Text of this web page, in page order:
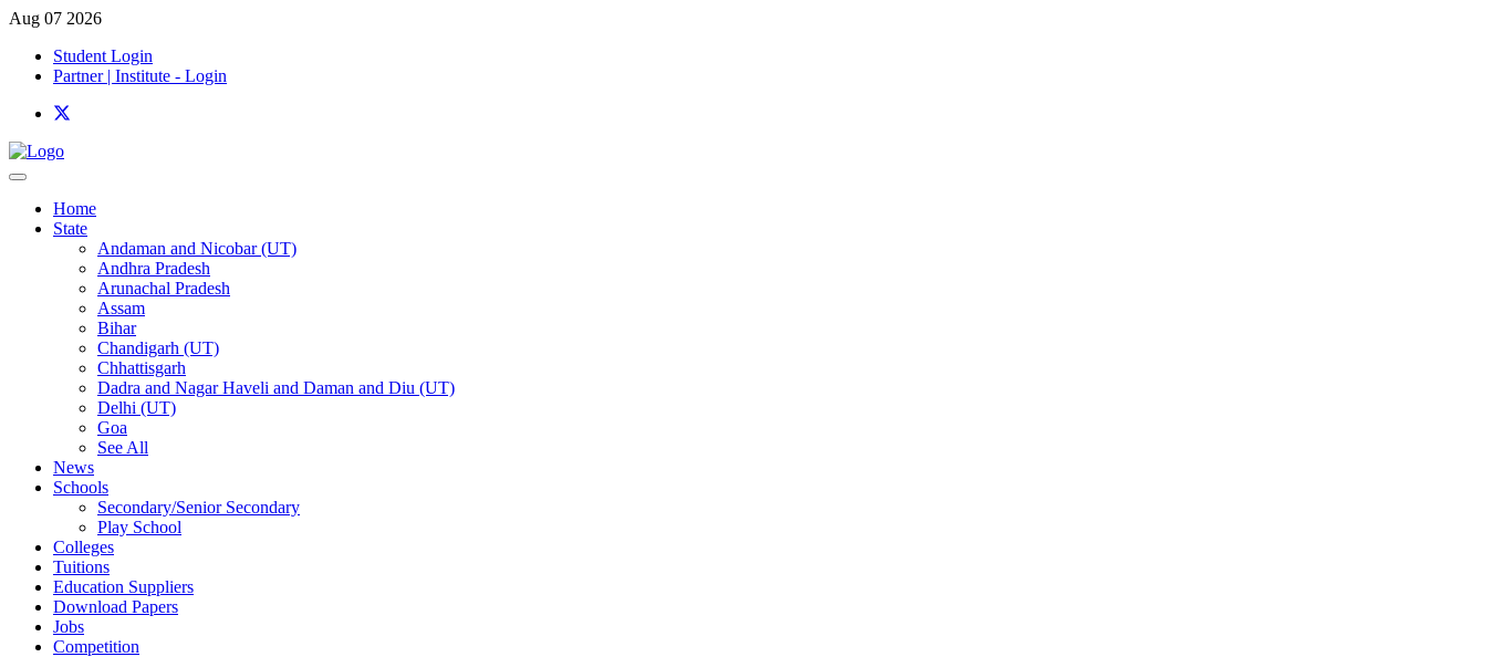
Aug 07 2026
Student Login
Partner | Institute - Login
Home
State
Andaman and Nicobar (UT)
Andhra Pradesh
Arunachal Pradesh
Assam
Bihar
Chandigarh (UT)
Chhattisgarh
Dadra and Nagar Haveli and Daman and Diu (UT)
Delhi (UT)
Goa
See All
News
Schools
Secondary/Senior Secondary
Play School
Colleges
Tuitions
Education Suppliers
Download Papers
Jobs
Competition